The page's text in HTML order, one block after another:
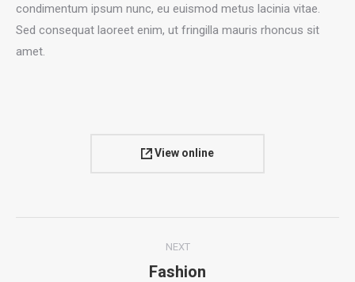
condimentum ipsum nunc, eu euismod metus lacinia vitae.
Sed consequat laoreet enim, ut fringilla mauris rhoncus sit
amet.
View online
NEXT
Next
Fashion